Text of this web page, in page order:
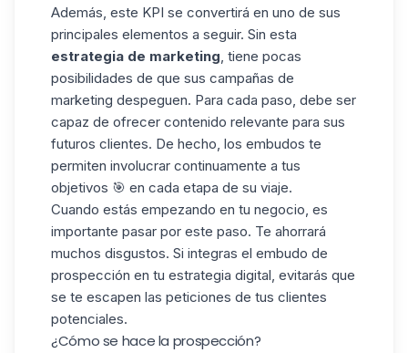
Además, este KPI se convertirá en uno de sus
principales elementos a seguir. Sin esta
estrategia de marketing, tiene pocas
posibilidades de que sus campañas de
marketing despeguen. Para cada paso, debe ser
capaz de ofrecer contenido relevante para sus
futuros clientes. De hecho, los embudos te
permiten involucrar continuamente a tus
objetivos 🎯 en cada etapa de su viaje.
Cuando estás empezando en tu negocio, es
importante pasar por este paso. Te ahorrará
muchos disgustos. Si integras el embudo de
prospección en tu estrategia digital, evitarás que
se te escapen las peticiones de tus clientes
potenciales.
¿Cómo se hace la prospección?